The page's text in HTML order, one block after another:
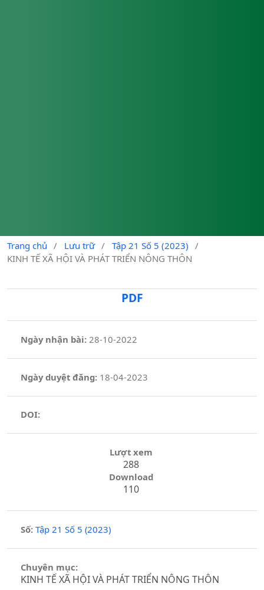
Trang chủ / Lưu trữ / Tập 21 Số 5 (2023)
/
KINH TẾ XÃ HỘI VÀ PHÁT TRIỂN NÔNG THÔN
PDF
Ngày nhận bài: 28-10-2022
Ngày duyệt đăng:18-04-2023
DOI:
Lượt xem
288
Download
110
Số: Tập 21 Số 5 (2023)
Chuyên mục:
KINH TẾ XÃ HỘI VÀ PHÁT TRIỂN NÔNG THÔN